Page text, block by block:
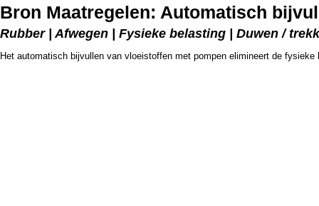
Bron Maatregelen: Automatisch
Rubber | Afwegen | Fysieke belasting | Duwen /
Het automatisch bijvullen van vloeistoffen met pompen elimineert de